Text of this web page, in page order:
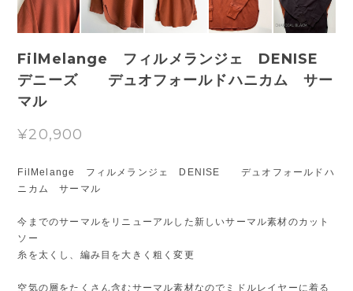
FilMelange フィルメランジェ DENISE
デニーズ デュオフォールドハニカム サー
マル
¥20,900
FilMelange フィルメランジェ DENISE デュオフォールドハ
ニカム サーマル
今までのサーマルをリニューアルした新しいサーマル素材のカット
ソー
糸を太くし、編み目を大きく粗く変更
空気の層をたくさん含むサーマル素材なのでミドルレイヤーに着る